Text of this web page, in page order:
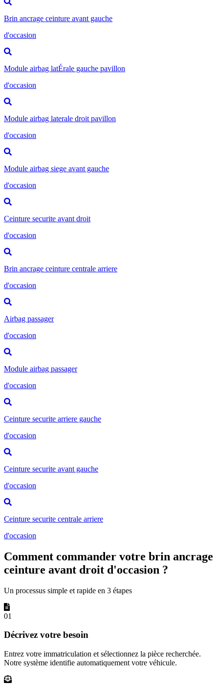
Brin ancrage ceinture avant gauche
d'occasion
Module airbag latÉrale gauche pavillon
d'occasion
Module airbag laterale droit pavillon
d'occasion
Module airbag siege avant gauche
d'occasion
Ceinture securite avant droit
d'occasion
Brin ancrage ceinture centrale arriere
d'occasion
Airbag passager
d'occasion
Module airbag passager
d'occasion
Ceinture securite arriere gauche
d'occasion
Ceinture securite avant gauche
d'occasion
Ceinture securite centrale arriere
d'occasion
Comment commander votre brin ancrage
ceinture avant droit d'occasion ?
Un processus simple et rapide en 3 étapes
01
Décrivez votre besoin
Entrez votre immatriculation et sélectionnez la pièce recherchée.
Notre système identifie automatiquement votre véhicule.